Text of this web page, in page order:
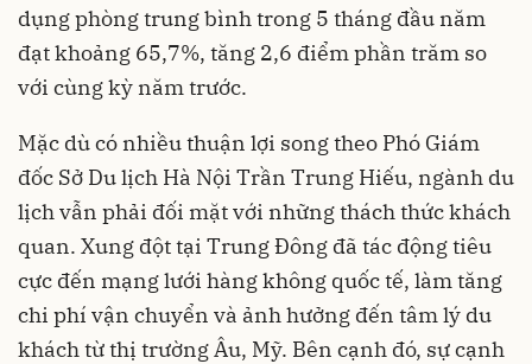
dụng phòng trung bình trong 5 tháng đầu năm
đạt khoảng 65,7%, tăng 2,6 điểm phần trăm so
với cùng kỳ năm trước.
Mặc dù có nhiều thuận lợi song theo Phó Giám
đốc Sở Du lịch Hà Nội Trần Trung Hiếu, ngành du
lịch vẫn phải đối mặt với những thách thức khách
quan. Xung đột tại Trung Đông đã tác động tiêu
cực đến mạng lưới hàng không quốc tế, làm tăng
chi phí vận chuyển và ảnh hưởng đến tâm lý du
khách từ thị trường Âu, Mỹ. Bên cạnh đó, sự cạnh